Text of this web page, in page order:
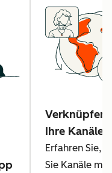
Verknüpfen
Ihre Kanäle
Erfahren Sie,
Sie Kanäle mit